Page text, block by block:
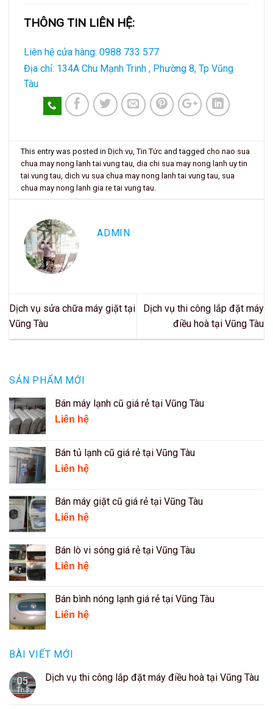
SẢN PHẨM MỚI
Bán máy lạnh cũ giá rẻ tại Vũng Tàu
Liên hệ
Bán tủ lạnh cũ giá rẻ tại Vũng Tàu
Liên hệ
Bán máy giặt cũ giá rẻ tại Vũng Tàu
Liên hệ
Bán lò vi sóng giá rẻ tại Vũng Tàu
Liên hệ
Bán bình nóng lạnh giá rẻ tại Vũng Tàu
Liên hệ
BÀI VIẾT MỚI
05
Th3
Dịch vụ thi công lắp đặt máy điều hoà tại Vũng Tàu
THÔNG TIN LIÊN HỆ:
Liên hệ cửa hàng: 0988 733 577
Địa chỉ: 134A Chu Mạnh Trinh , Phường 8, Tp Vũng
Tàu
This entry was posted inDịch vụ ,Tin Tức and taggedcho nao sua
chua may nong lanh tai vung tau ,dia chi sua may nong lanh uy tin
tai vung tau ,dich vu sua chua may nong lanh tai vung tau sua
chua may nong lanh gia re tai vung tau
ADMIN
Dịch vụ sửa chữa máy giặt tại
Vũng Tàu
Dịch vụ thi công lắp đặt máy
điều hoà tại Vũng Tàu